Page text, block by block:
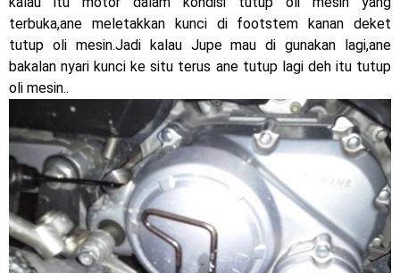
terbuka,ane meletakkan kunci di footstem kanan deket
tutup oli mesin.Jadi kalau Jupe mau di gunakan lagi,ane
bakalan nyari kunci ke situ terus ane tutup lagi deh itu tutup
oli mesin..